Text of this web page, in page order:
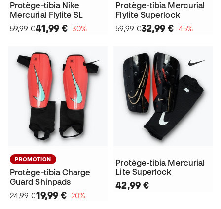
Protège-tibia Nike
Mercurial Flylite SL
59,99 €41,99 €−30%
Protège-tibia Mercurial
Flylite Superlock
59,99 €32,99 €−45%
PROMOTION
Protège-tibia Charge
Guard Shinpads
24,99 €19,99 €−20%
Protège-tibia Mercurial
Lite Superlock
42,99 €